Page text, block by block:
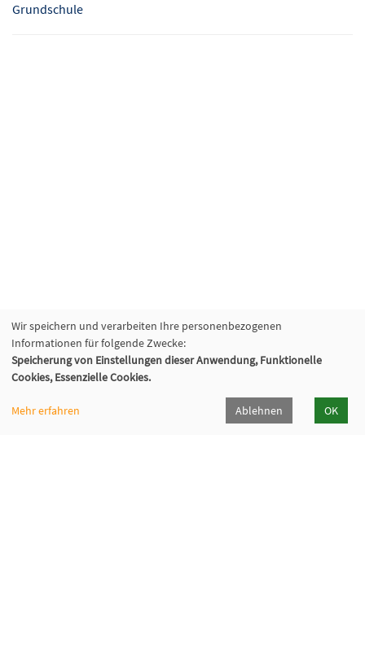
Grundschule
Wir speichern und verarbeiten Ihre personenbezogenen
Informationen für folgende Zwecke:
Speicherung von Einstellungen dieser Anwendung, Funktionelle
Cookies, Essenzielle Cookies.
Mehr erfahren Ablehnen OK